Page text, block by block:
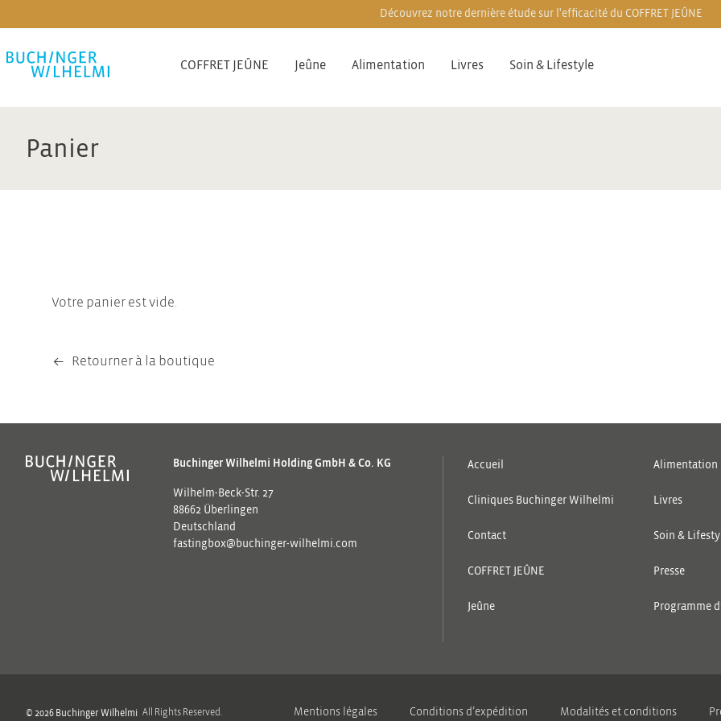
Découvrez notre dernière étude sur l'efficacité du COFFRET JEÛNE
COFFRET JEÛNE Jeûne Alimentation Livres Soin & Lifestyle
Panier
Votre panier est vide.
Retourner à la boutique
Buchinger Wilhelmi Holding GmbH & Co. KG
Wilhelm-Beck-Str. 27
88662 Überlingen
Deutschland
fastingbox@buchinger-wilhelmi.com
Accueil
Cliniques Buchinger Wilhelmi
Contact
COFFRET JEÛNE
Jeûne
Alimentation
Livres
Soin &
Presse
Programme
Mentions légales Conditions d’expédition Modalités et conditions
© 2026 Buchinger Wilhelmi All Rights Reserved.